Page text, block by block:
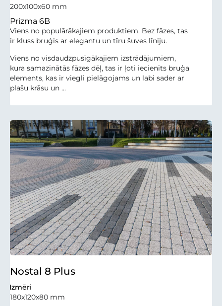
200x100x60 mm
Prizma 6B
Viens no populārākajiem produktiem. Bez fāzes, tas
ir kluss bruģis ar elegantu un tīru šuves līniju.
Viens no visdaudzpusīgākajiem izstrādājumiem,
kura samazinātās fāzes dēļ, tas ir ļoti iecienīts bruģa
elements, kas ir viegli pielāgojams un labi sader ar
plašu krāsu un ...
Nostal 8 Plus
Izmēri
180x120x80 mm